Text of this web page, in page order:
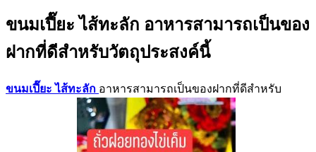
ขนมเปี๊ยะ ไส้ทะลัก อาหารสามารถเป็นของ
ฝากที่ดีสำหรับวัตถุประสงค์นี้
ขนมเปี๊ยะ ไส้ทะลัก อาหารสามารถเป็นของฝากที่ดีสำหรับ